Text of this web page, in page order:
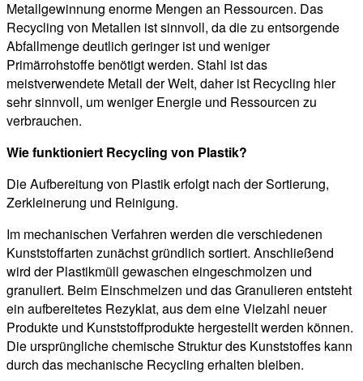
Metallgewinnung enorme Mengen an Ressourcen. Das
Recycling von Metallen ist sinnvoll, da die zu entsorgende
Abfallmenge deutlich geringer ist und weniger
Primärrohstoffe benötigt werden. Stahl ist das
meistverwendete Metall der Welt, daher ist Recycling hier
sehr sinnvoll, um weniger Energie und Ressourcen zu
verbrauchen.
Wie funktioniert Recycling von Plastik?
Die Aufbereitung von Plastik erfolgt nach der Sortierung,
Zerkleinerung und Reinigung.
Im mechanischen Verfahren werden die verschiedenen
Kunststoffarten zunächst gründlich sortiert. Anschließend
wird der Plastikmüll gewaschen eingeschmolzen und
granuliert. Beim Einschmelzen und das Granulieren entsteht
ein aufbereitetes Rezyklat, aus dem eine Vielzahl neuer
Produkte und Kunststoffprodukte hergestellt werden können.
Die ursprüngliche chemische Struktur des Kunststoffes kann
durch das mechanische Recycling erhalten bleiben.